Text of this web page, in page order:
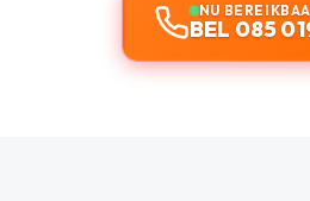
NU
BEL 085